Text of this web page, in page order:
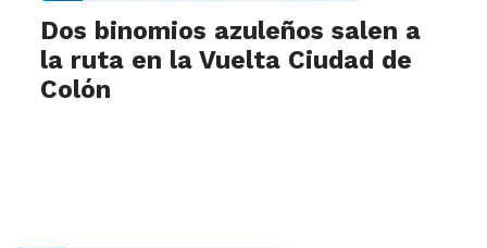
Dos binomios azuleños salen a
la ruta en la Vuelta Ciudad de
Colón